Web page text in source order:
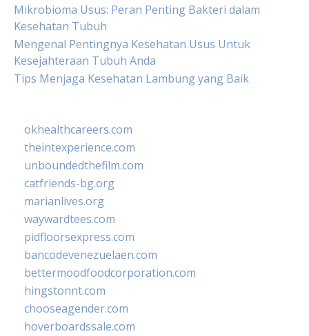
Mikrobioma Usus: Peran Penting Bakteri dalam
Kesehatan Tubuh
Mengenal Pentingnya Kesehatan Usus Untuk
Kesejahteraan Tubuh Anda
Tips Menjaga Kesehatan Lambung yang Baik
okhealthcareers.com
theintexperience.com
unboundedthefilm.com
catfriends-bg.org
marianlives.org
waywardtees.com
pidfloorsexpress.com
bancodevenezuelaen.com
bettermoodfoodcorporation.com
hingstonnt.com
chooseagender.com
hoverboardssale.com